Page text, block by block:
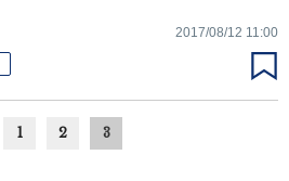
2017/08/12 11:00
1 2 3